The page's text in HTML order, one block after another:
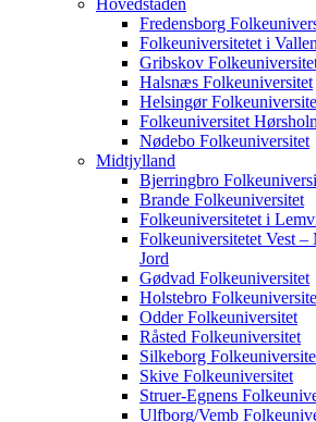
Fredensborg
Folkeuniversitetet i
Gribskov
Halsnæs Folkeuniversitet
Helsingør
Folkeuniversitet
Nødebo Folkeuniversitet
Midtjylland
Bjerringbro
Brande Folkeuniversitet
Folkeuniversitetet i
Folkeuniversitetet Vest
Jord
Gødvad Folkeuniversitet
Holstebro
Odder Folkeuniversitet
Råsted Folkeuniversitet
Silkeborg
Skive Folkeuniversitet
Struer-Egnens
Ulfborg/Vemb